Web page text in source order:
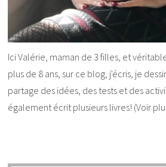
Ici Valérie, maman de 3 filles, et
plus de 8 ans, sur ce blog, j'écris, je
partage des idées, des tests et des
également écrit plusieurs livres! (Voir